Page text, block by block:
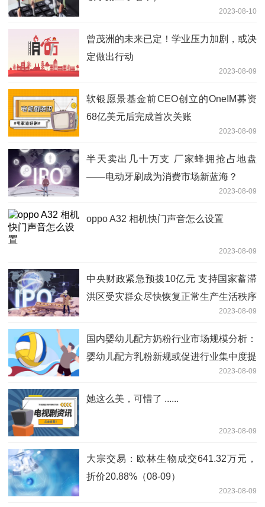
2023-08-10
曾茂洲的未来已定！学业压力加剧，或决
定做出行动
2023-08-09
软银愿景基金前CEO创立的OneIM募资
68亿美元后完成首次关账
2023-08-09
半天卖出几十万支 厂家蜂拥抢占地盘
——电动牙刷成为消费市场新蓝海？
2023-08-09
oppo A32 相机快门声音怎么设置
2023-08-09
中央财政紧急预拨10亿元 支持国家蓄滞
洪区受灾群众尽快恢复正常生产生活秩序
2023-08-09
国内婴幼儿配方奶粉行业市场规模分析：
婴幼儿配方乳粉新规或促进行业集中度提
2023-08-09
她这么美，可惜了 ......
2023-08-09
大宗交易：欧林生物成交641.32万元，
折价20.88%（08-09）
2023-08-09